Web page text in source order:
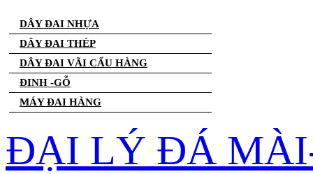
DÂY ĐAI NHỰA
DÂY ĐAI THÉP
DÂY ĐAI VÃI CẨU HÀNG
ĐINH -GỖ
MÁY ĐAI HÀNG
ĐẠI LÝ ĐÁ